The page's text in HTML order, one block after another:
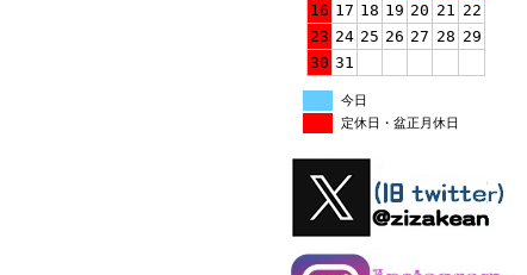
16 17 18 19 20 21 22
23 24 25 26 27 28 29
30 31
今日
定休日・盆正月休日